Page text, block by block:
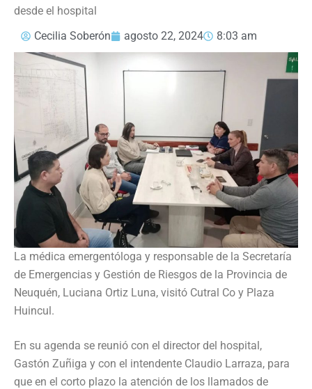
desde el hospital
Cecilia Soberón
agosto 22, 2024 8:03 am
La médica emergentóloga y responsable de la Secretaría
de Emergencias y Gestión de Riesgos de la Provincia de
Neuquén, Luciana Ortiz Luna, visitó Cutral Co y Plaza
Huincul.
En su agenda se reunió con el director del hospital,
Gastón Zuñiga y con el intendente Claudio Larraza, para
que en el corto plazo la atención de los llamados de